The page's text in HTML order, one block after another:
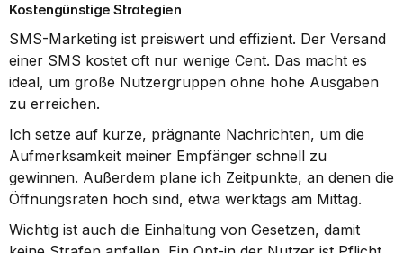
Kostengünstige Strategien
SMS-Marketing ist preiswert und effizient. Der Versand
einer SMS kostet oft nur wenige Cent. Das macht es
ideal, um große Nutzergruppen ohne hohe Ausgaben
zu erreichen.
Ich setze auf kurze, prägnante Nachrichten, um die
Aufmerksamkeit meiner Empfänger schnell zu
gewinnen. Außerdem plane ich Zeitpunkte, an denen die
Öffnungsraten hoch sind, etwa werktags am Mittag.
Wichtig ist auch die Einhaltung von Gesetzen, damit